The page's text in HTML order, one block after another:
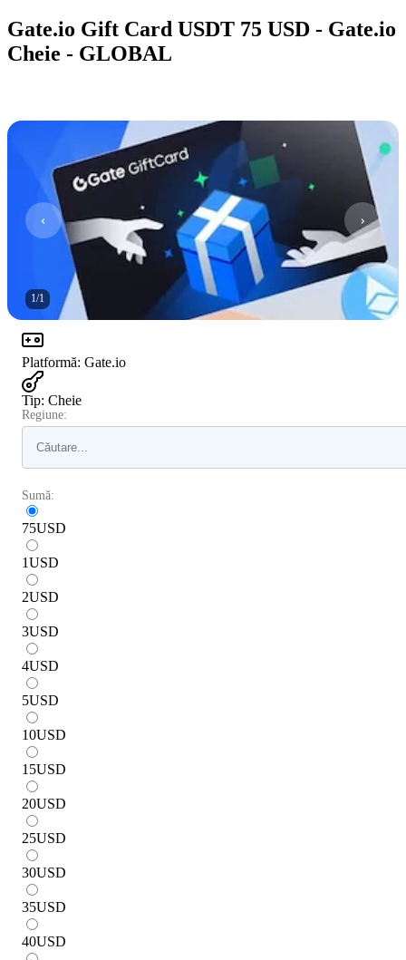
Gate.io Gift Card USDT 75 USD - Gate.io
Cheie - GLOBAL
1/1
Platformă: Gate.io
Tip: Cheie
Regiune:
Sumă:
75USD
1USD
2USD
3USD
4USD
5USD
10USD
15USD
20USD
25USD
30USD
35USD
40USD